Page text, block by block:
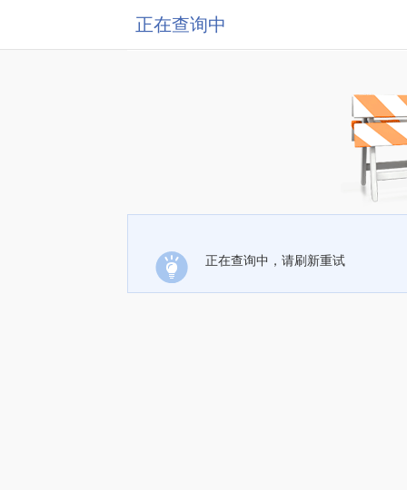
正在查询中
正在查询中，请刷新重试